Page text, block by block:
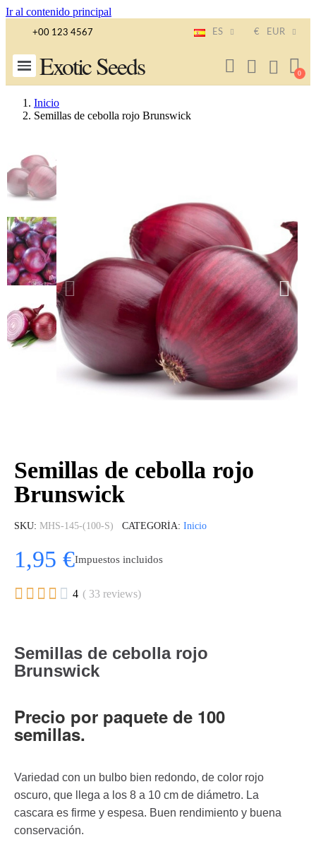
Ir al contenido principal
+00 123 4567 ES € EUR
Exotic Seeds
Inicio
Semillas de cebolla rojo Brunswick
Semillas de cebolla rojo
Brunswick
SKU MHS-145-(100-S) CATEGORÍA Inicio
1,95 €Impuestos incluidos
     4 ( 33 reviews)
Semillas de cebolla rojo
Brunswick
Precio por paquete de 100
semillas.
Variedad con un bulbo bien redondo, de color rojo
oscuro, que llega a los 8 a 10 cm de diámetro. La
cascara es firme y espesa. Buen rendimiento y buena
conservación.